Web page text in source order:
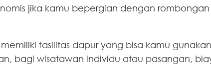
jika kamu bepergian dengan
fasilitas dapur yang bisa kamu
bagi wisatawan individu atau pasangan,